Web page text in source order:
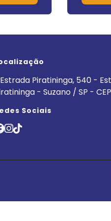
Estrada Piratininga, 540 -
- Suzano / SP -
Sociais